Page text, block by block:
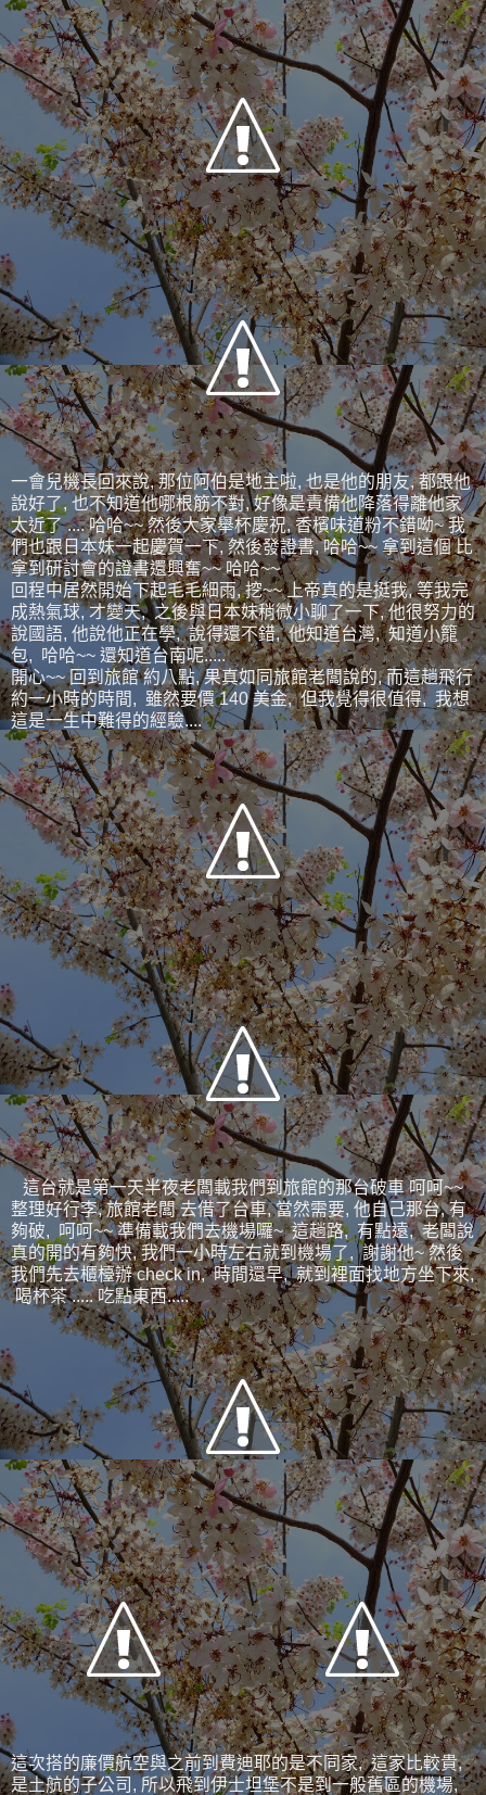
一會兒機長回來說, 那位阿伯是地主啦, 也是他的朋友, 都跟他
說好了, 也不知道他哪根筋不對, 好像是責備他降落得離他家
太近了 .... 哈哈~~ 然後大家舉杯慶祝, 香檳味道粉不錯呦~ 我
們也跟日本妹一起慶賀一下, 然後發證書, 哈哈~~ 拿到這個 比
拿到研討會的證書還興奮~~ 哈哈~~
回程中居然開始下起毛毛細雨, 挖~~ 上帝真的是挺我, 等我完
成熱氣球, 才變天, 之後與日本妹稍微小聊了一下, 他很努力的
說國語, 他說他正在學, 說得還不錯, 他知道台灣, 知道小籠
包, 哈哈~~ 還知道台南呢.....
開心~~ 回到旅館 約八點, 果真如同旅館老闆說的, 而這趟飛行
約一小時的時間, 雖然要價 140 美金, 但我覺得很值得, 我想
這是一生中難得的經驗....
這台就是第一天半夜老闆載我們到旅館的那台破車 呵呵~~
整理好行李, 旅館老闆 去借了台車, 當然需要, 他自己那台, 有
夠破, 呵呵~~ 準備載我們去機場囉~ 這趟路, 有點遠, 老闆說
真的開的有夠快, 我們一小時左右就到機場了, 謝謝他~ 然後
我們先去櫃檯辦 check in, 時間還早, 就到裡面找地方坐下來,
喝杯茶 ..... 吃點東西.....
這次搭的廉價航空與之前到費迪耶的是不同家, 這家比較貴,
是土航的子公司, 所以飛到伊士坦堡不是到一般舊區的機場,